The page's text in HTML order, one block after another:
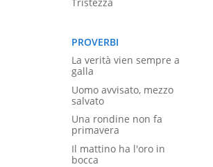
Tristezza
PROVERBI
La verità vien sempre a
galla
Uomo avvisato, mezzo
salvato
Una rondine non fa
primavera
Il mattino ha l'oro in
bocca